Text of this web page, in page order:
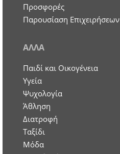
Προσφορές
Παρουσίαση Επιχειρήσεων
ΑΛΛΑ
Παιδί και Οικογένεια
Υγεία
Ψυχολογία
Άθληση
Διατροφή
Ταξίδι
Μόδα